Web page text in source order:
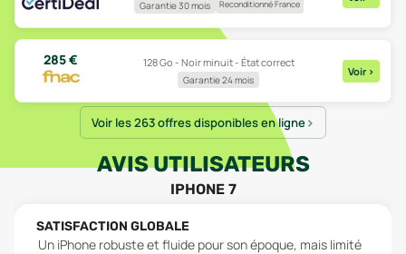
Garantie 30 mois Reconditionné France
285€ 128 Go - Noir minuit - État correct
Garantie 24 mois
Voir >
Voir les 263 offres disponibles en ligne
AVIS UTILISATEURS
IPHONE 7
SATISFACTION GLOBALE
Un iPhone robuste et fluide pour son époque, mais limité